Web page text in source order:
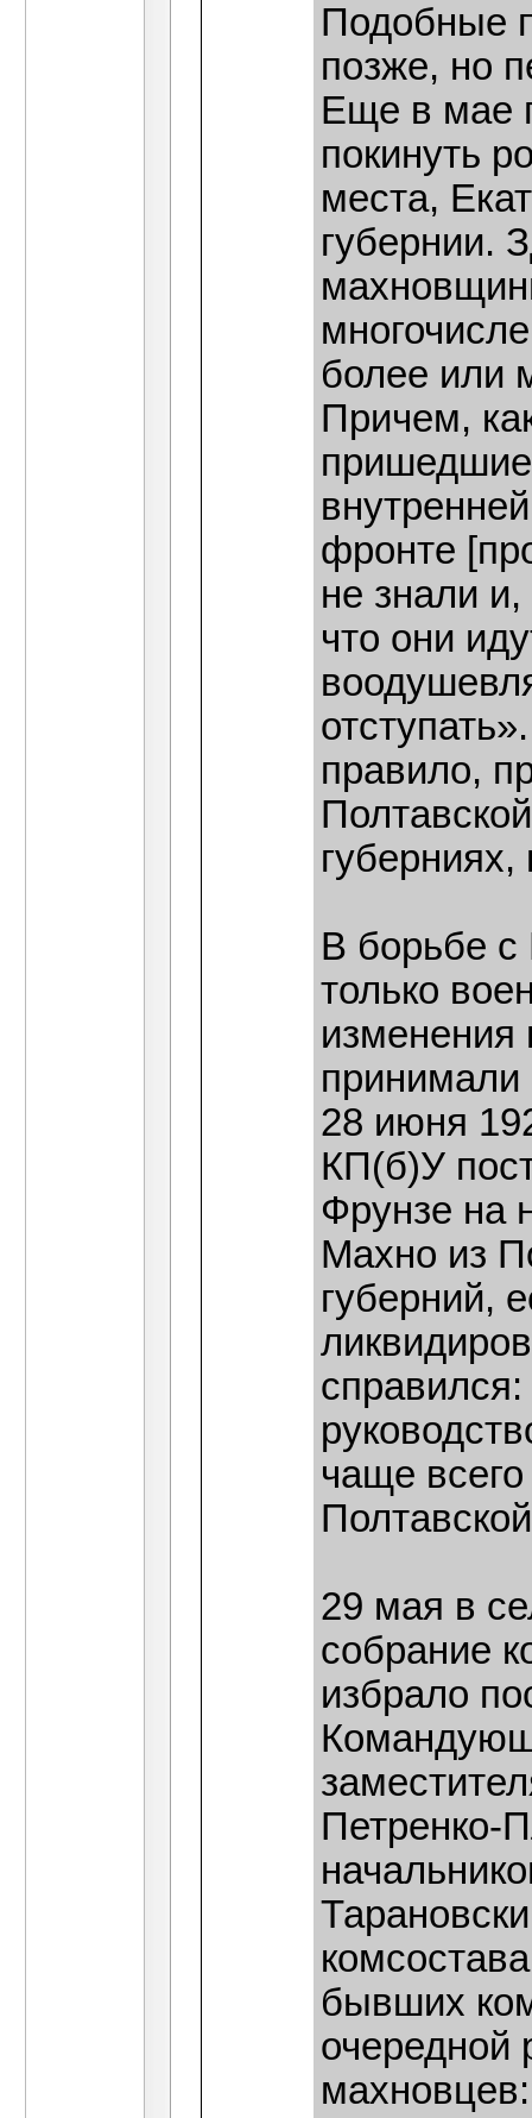
Подобные
позже, но
Еще в мае
покинуть
места,
губернии.
более или
Причем,
пришедшие
фронте
не знали
что они
правило,
В борьбе с
только
изменения
принимали
28 июня
КП(б)У
Фрунзе на
Махно из
губерний,
чаще
29 мая в
собрание
избрало
Петренко-
бывших
очередной